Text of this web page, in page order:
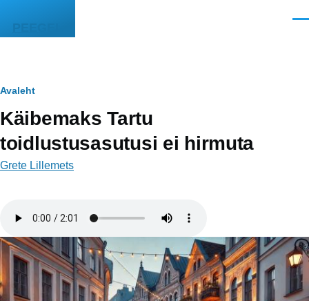
PEEGEL
Leivapuru
Avaleht
Käibemaks Tartu
toidlustusasutusi ei hirmuta
Grete Lillemets
Image